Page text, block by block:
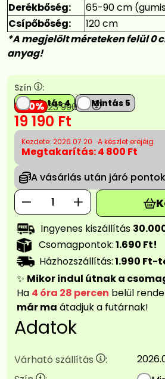
Derékbőség:
65-90 cm
Csípőbőség:
120 cm
*A megjelölt méreteken felül 0
anyag!
Szín
:
Mintás 4
Mintás 5
20 23 990Ft
19 190 Ft
Kezdete: 2026.07.20 A készlet erejéig
Megtakarítás:4 800 Ft
A vásárlás után járó
Ingyenes kiszállítás
Csomagpontok:1.690 Ft!
Házhozszállítás:1.990 Ft-
✨ Mikor indul útnak a
Ha 4 óra 28 percen belül
már ma átadjuk a futárnak!
Adatok
Várható szállítás :